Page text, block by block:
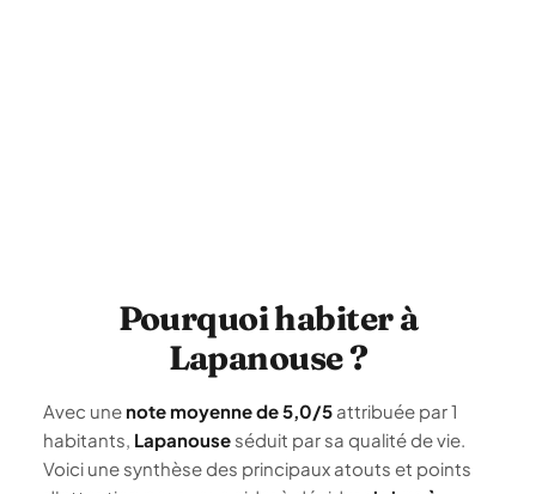
Pourquoi habiter à
Lapanouse ?
Avec une note moyenne de 5,0/5 attribuée par 1
habitants, Lapanouse séduit par sa qualité de vie.
Voici une synthèse des principaux atouts et points